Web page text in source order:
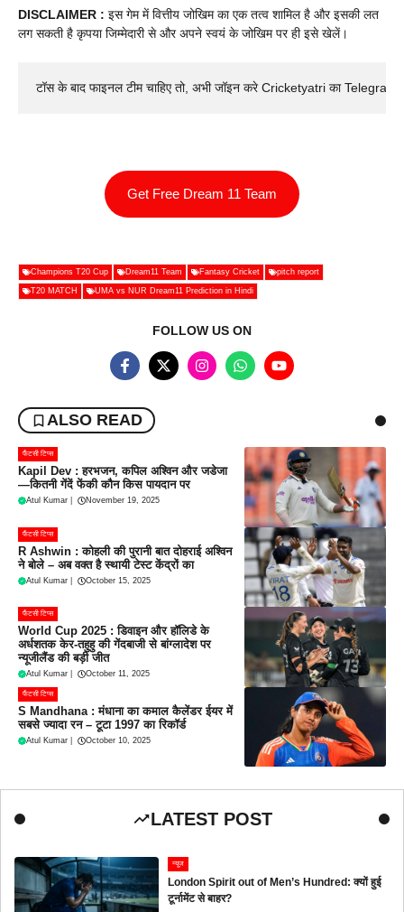
DISCLAIMER : इस गेम में वित्तीय जोखिम का एक तत्व शामिल है और इसकी लत
लग सकती है कृपया जिम्मेदारी से और अपने स्वयं के जोखिम पर ही इसे खेलें।
टॉस के बाद फाइनल टीम चाहिए तो, अभी जॉइन करे Cricketyatri का
Get Free Dream 11 Team
Champions T20 Cup Dream11 Team Fantasy Cricket pitch report
T20 MATCH UMA vs NUR Dream11 Prediction in Hindi
FOLLOW US ON
ALSO READ
फैंटसी टिप्स
Kapil Dev : हरभजन, कपिल अश्विन और जडेजा
—कितनी गेंदें फेंकी कौन किस पायदान पर
Atul Kumar November 19, 2025
फैंटसी टिप्स
R Ashwin : कोहली की पुरानी बात दोहराई अश्विन
ने बोले – अब वक्त है स्थायी टेस्ट केंद्रों का
Atul Kumar October 15, 2025
फैंटसी टिप्स
World Cup 2025 : डिवाइन और हॉलिडे के
अर्धशतक केर-तहुहु की गेंदबाजी से बांग्लादेश पर
न्यूजीलैंड की बड़ी जीत
Atul Kumar October 11, 2025
फैंटसी टिप्स
S Mandhana : मंधाना का कमाल कैलेंडर ईयर में
सबसे ज्यादा रन – टूटा 1997 का रिकॉर्ड
Atul Kumar October 10, 2025
LATEST POST
न्यूज
London Spirit out of Men’s Hundred: क्यों हुई
टूर्नामेंट से बाहर?